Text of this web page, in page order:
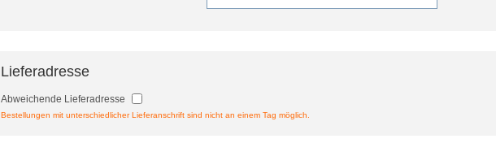
Lieferadresse
Abweichende Lieferadresse
Bestellungen mit unterschiedlicher Lieferanschrift sind nicht an einem Tag möglich.